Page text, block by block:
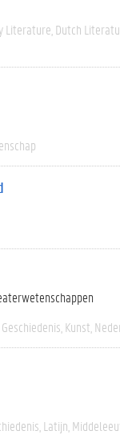
Literature Dutch
Geschiedenis Kunst
Latijn